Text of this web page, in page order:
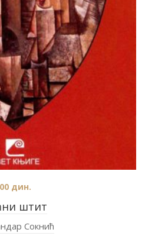
штит
дин.
Сокнић